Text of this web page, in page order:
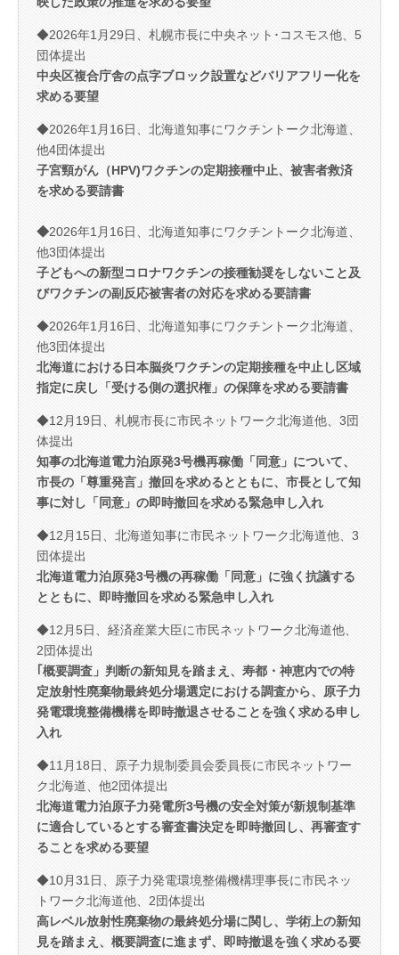
◆2026年1月29日、札幌市長に中央ネット･コスモス他、5
団体提出
中央区複合庁舎の点字ブロック設置などバリアフリー化を
求める要望
◆2026年1月16日、北海道知事にワクチントーク北海道、
他4団体提出
子宮頸がん（HPV)ワクチンの定期接種中止、被害者救済
を求める要請書
◆2026年1月16日、北海道知事にワクチントーク北海道、
他3団体提出
子どもへの新型コロナワクチンの接種勧奨をしないこと及
びワクチンの副反応被害者の対応を求める要請書
◆2026年1月16日、北海道知事にワクチントーク北海道、
他3団体提出
北海道における日本脳炎ワクチンの定期接種を中止し区域
指定に戻し「受ける側の選択権」の保障を求める要請書
◆12月19日、札幌市長に市民ネットワーク北海道他、3団
体提出
知事の北海道電力泊原発3号機再稼働「同意」について、
市長の「尊重発言」撤回を求めるとともに、市長として知
事に対し「同意」の即時撤回を求める緊急申し入れ
◆12月15日、北海道知事に市民ネットワーク北海道他、3
団体提出
北海道電力泊原発3号機の再稼働「同意」に強く抗議する
とともに、即時撤回を求める緊急申し入れ
◆12月5日、経済産業大臣に市民ネットワーク北海道他、
2団体提出
｢概要調査」判断の新知見を踏まえ、寿都・神恵内での特
定放射性廃棄物最終処分場選定における調査から、原子力
発電環境整備機構を即時撤退させることを強く求める申し
入れ
◆11月18日、原子力規制委員会委員長に市民ネットワー
ク北海道、他2団体提出
北海道電力泊原子力発電所3号機の安全対策が新規制基準
に適合しているとする審査書決定を即時撤回し、再審査す
ることを求める要望
◆10月31日、原子力発電環境整備機構理事長に市民ネッ
トワーク北海道他、2団体提出
高レベル放射性廃棄物の最終処分場に関し、学術上の新知
見を踏まえ、概要調査に進まず、即時撤退を強く求める要